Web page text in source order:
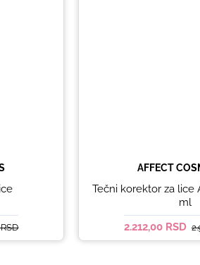
AFFECT
Tečni korektor za lice
ml
2.212,00 RSD